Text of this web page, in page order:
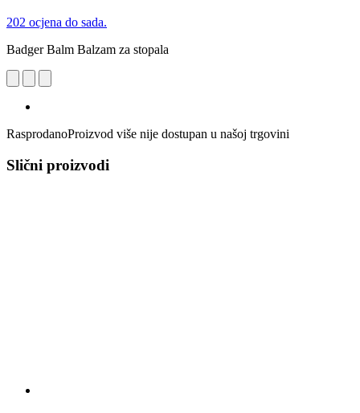
202 ocjena do sada.
Badger Balm Balzam za stopala
RasprodanoProizvod više nije dostupan u našoj trgovini
Slični proizvodi